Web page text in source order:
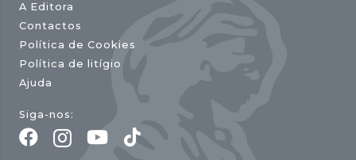
A Editora
Contactos
Política de Cookies
Política de litígio
Ajuda
Siga-nos: